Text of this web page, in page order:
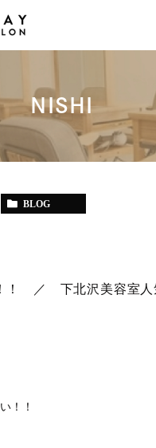
NISHI
BLOG
！ ／ 下北沢美容室人
！！